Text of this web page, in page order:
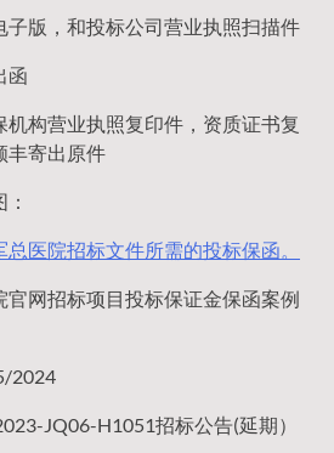
子版，和投标公司营业执照扫描件
函
构营业执照复印件，资质证书复
丰寄出原件
官网招标项目投标保证金保函案例
2024
JQ06-H1051招标公告(延期）